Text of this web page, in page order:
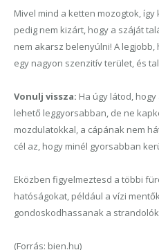
Mivel mind a ketten mozogtok,
pedig nem kizárt, hogy a száját
nem akarsz belenyúlni! A
egy nagyon szenzitív terület, és
Vonulj vissza: Ha úgy látod,
lehető leggyorsabban, de ne
mozdulatokkal, a cápának nem
cél az, hogy minél gyorsabban
Eközben figyelmeztesd a többi
hatóságokat, például a vízi
gondoskodhassanak a
(Forrás: bien.hu)